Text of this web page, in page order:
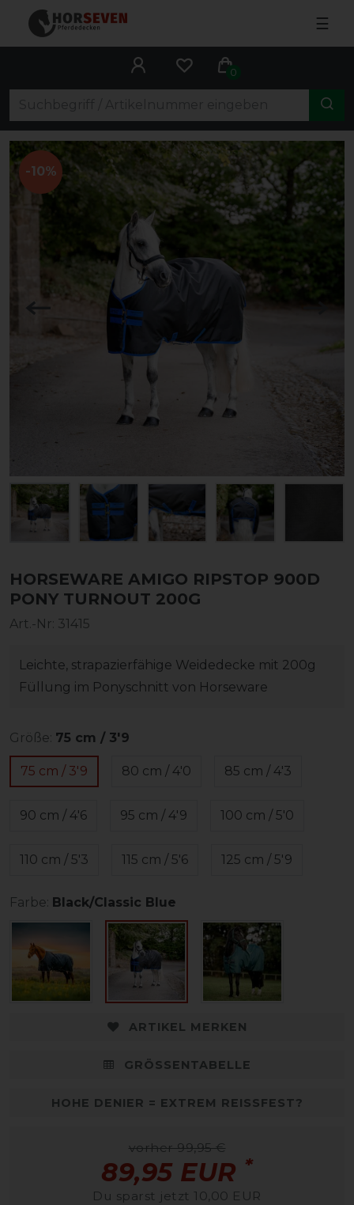
☰
0
-10%
HORSEWARE AMIGO RIPSTOP 900D
PONY TURNOUT 200G
Art.-Nr: 31415
Leichte, strapazierfähige Weidedecke mit 200g
Füllung im Ponyschnitt von Horseware
Größe: 75 cm / 3'9
75 cm / 3'9 80 cm / 4'0 85 cm / 4'3
90 cm / 4'6 95 cm / 4'9 100 cm / 5'0
110 cm / 5'3 115 cm / 5'6 125 cm / 5'9
Farbe: Black/Classic Blue
ARTIKEL MERKEN
GRÖSSENTABELLE
HOHE DENIER = EXTREM REISSFEST?
vorher 99,95 €
89,95 EUR *
Du sparst jetzt 10,00 EUR